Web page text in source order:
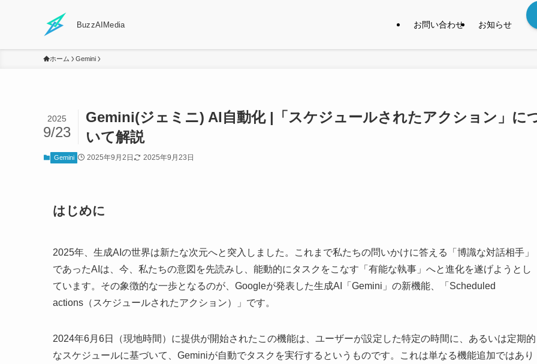
BuzzAIMedia お問い合わせ お知らせ
ホーム Gemini
Gemini(ジェミニ) AI自動化 |「スケジュールされたアクション」に
いて解説
2025
9/23
Gemini 2025年9月2日 2025年9月23日
はじめに
2025年、生成AIの世界は新たな次元へと突入しました。これまで私たちの問いかけに答える「博識な対話相手」
であったAIは、今、私たちの意図を先読みし、能動的にタスクをこなす「有能な執事」へと進化を遂げようとし
ています。その象徴的な一歩となるのが、Googleが発表した生成AI「Gemini」の新機能、「Scheduled
actions（スケジュールされたアクション）」です。
2024年6月6日（現地時間）に提供が開始されたこの機能は、ユーザーが設定した特定の時間に、あるいは定期的
なスケジュールに基づいて、Geminiが自動でタスクを実行するというものです。これは単なる機能追加ではあり